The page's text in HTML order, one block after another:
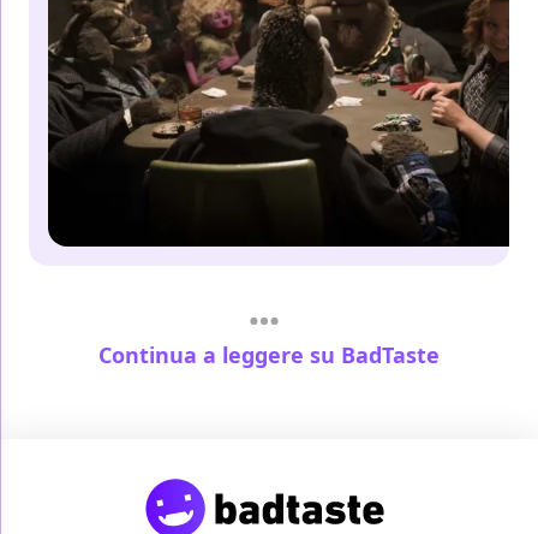
Continua a leggere su BadTaste